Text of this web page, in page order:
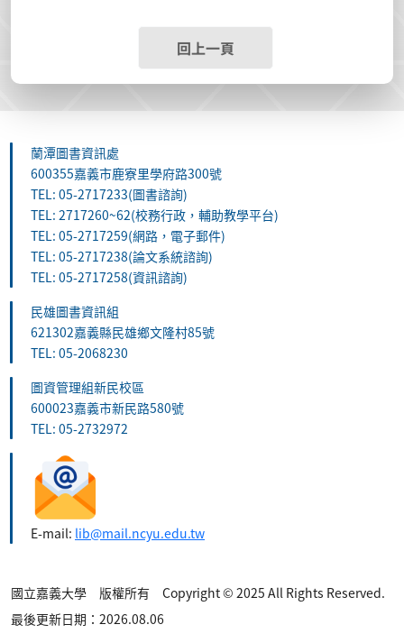
回上一頁
蘭潭圖書資訊處
600355嘉義市鹿寮里學府路300號
TEL: 05-2717233(圖書諮詢)
TEL: 2717260~62(校務行政，輔助教學平台)
TEL: 05-2717259(網路，電子郵件)
TEL: 05-2717238(論文系統諮詢)
TEL: 05-2717258(資訊諮詢)
民雄圖書資訊組
621302嘉義縣民雄鄉文隆村85號
TEL: 05-2068230
圖資管理組新民校區
600023嘉義市新民路580號
TEL: 05-2732972
E-mail: lib@mail.ncyu.edu.tw
國立嘉義大學 版權所有 Copyright © 2025 All Rights Reserved.
最後更新日期：2026.08.06